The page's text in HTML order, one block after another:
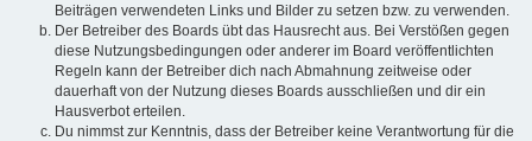
Beiträgen verwendeten Links und Bilder zu setzen bzw. zu verwenden.
Der Betreiber des Boards übt das Hausrecht aus. Bei Verstößen gegen
diese Nutzungsbedingungen oder anderer im Board veröffentlichten
Regeln kann der Betreiber dich nach Abmahnung zeitweise oder
dauerhaft von der Nutzung dieses Boards ausschließen und dir ein
Hausverbot erteilen.
Du nimmst zur Kenntnis, dass der Betreiber keine Verantwortung für die